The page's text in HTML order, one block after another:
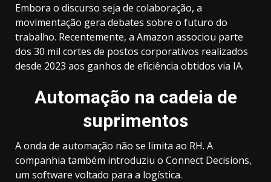
Embora o discurso seja de colaboração, a
movimentação gera debates sobre o futuro do
trabalho. Recentemente, a Amazon associou parte
dos 30 mil cortes de postos corporativos realizados
desde 2023 aos ganhos de eficiência obtidos via IA.
Automação na cadeia de
suprimentos
A onda de automação não se limita ao RH. A
companhia também introduziu o Connect Decisions,
um software voltado para a logística.